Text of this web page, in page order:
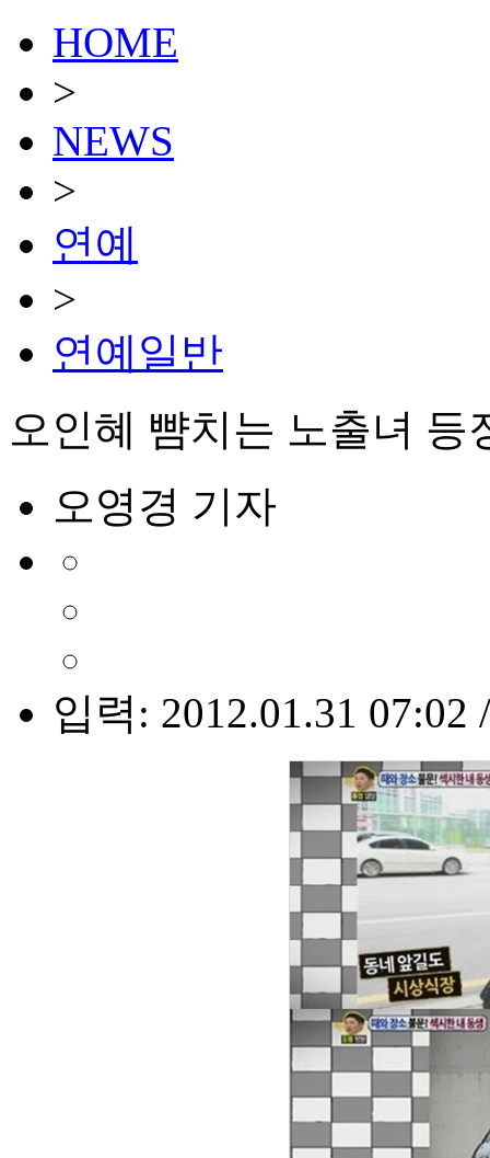
HOME
>
NEWS
>
연예
>
연예일반
오인혜 뺨치는 노출녀
오영경 기자
입력: 2012.01.31 07:02